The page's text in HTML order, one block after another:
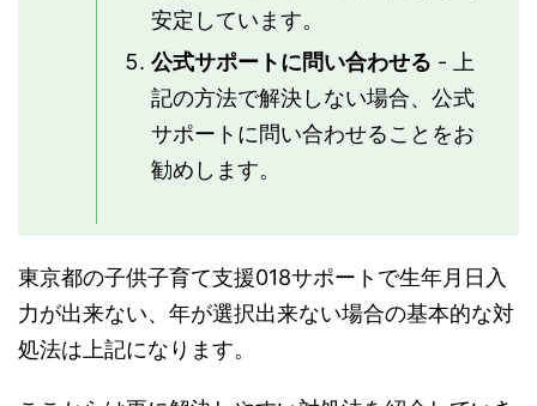
安定しています。
公式サポートに問い合わせる - 上
記の方法で解決しない場合、公式
サポートに問い合わせることをお
勧めします。
東京都の子供子育て支援018サポートで生年月日入
力が出来ない、年が選択出来ない場合の基本的な対
処法は上記になります。